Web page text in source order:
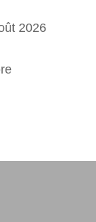
2026